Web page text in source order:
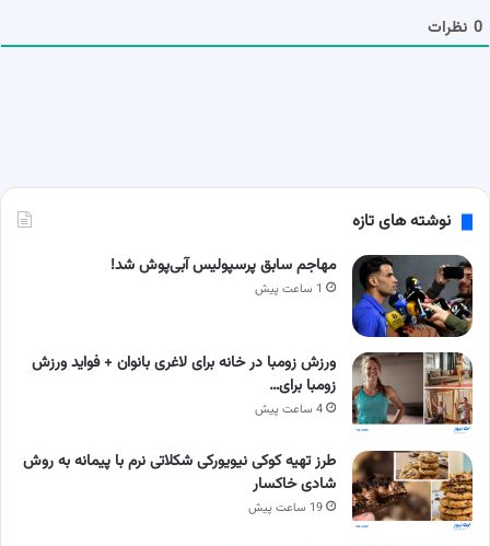
0 نظرات
نوشته های تازه
مهاجم سابق پرسپولیس آبی‌پوش شد!
1 ساعت پیش
ورزش زومبا در خانه برای لاغری بانوان + فواید ورزش
زومبا برای…
4 ساعت پیش
طرز تهیه کوکی نیویورکی شکلاتی نرم با پیمانه به روش
شادی خاکسار
19 ساعت پیش